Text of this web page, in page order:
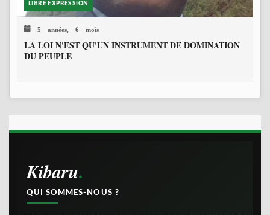
LIBRE EXPRESSION
5 années, 6 mois
LA LOI N'EST QU'UN INSTRUMENT DE DOMINATION
DU PEUPLE
Kibaru
QUI SOMMES-NOUS ?